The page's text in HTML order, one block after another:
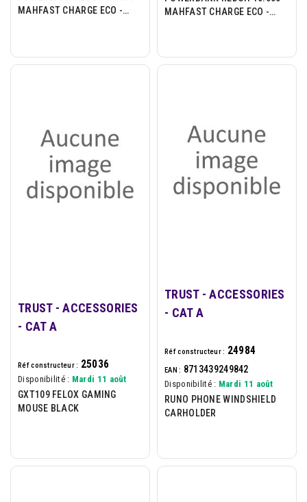
MAHFAST CHARGE ECO -
MAHFAST CHARGE ECO -
TRUST - ACCESSORIES
- CAT A
Réf constructeur : 25036
Disponibilité : Mardi 11 août
GXT109 FELOX GAMING
MOUSE BLACK
TRUST - ACCESSORIES
- CAT A
Réf constructeur : 24984
EAN : 8713439249842
Disponibilité : Mardi 11 août
RUNO PHONE WINDSHIELD
CARHOLDER